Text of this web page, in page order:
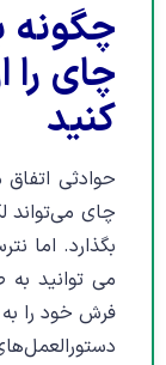
چگونه
چای
کنید
حوادثی
چای می‌تواند
بگذارد. اما
می توانید به
فرش خود را به